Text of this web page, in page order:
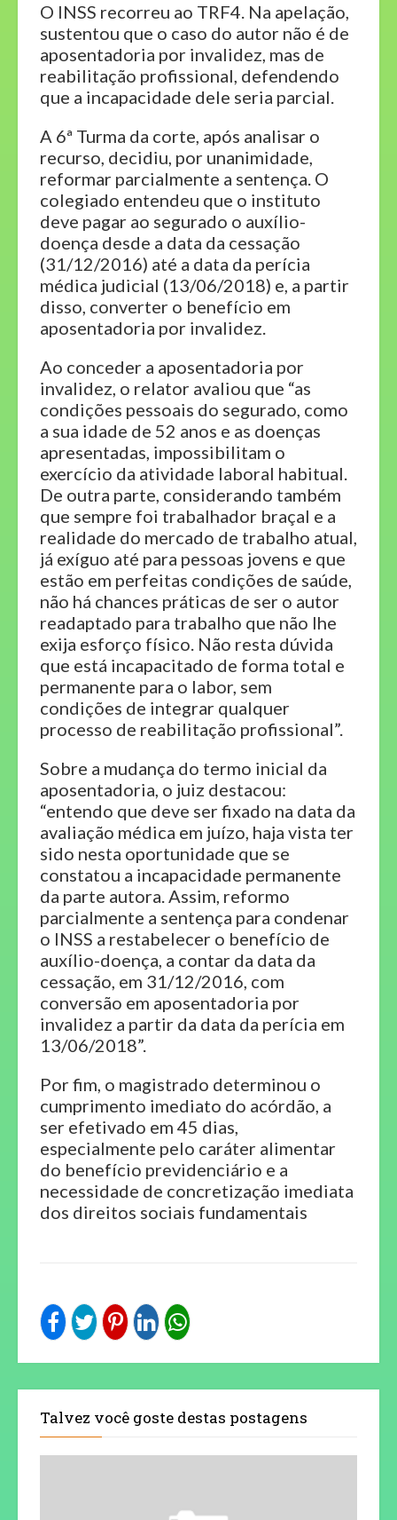
O INSS recorreu ao TRF4. Na apelação,
sustentou que o caso do autor não é de
aposentadoria por invalidez, mas de
reabilitação profissional, defendendo
que a incapacidade dele seria parcial.
A 6ª Turma da corte, após analisar o
recurso, decidiu, por unanimidade,
reformar parcialmente a sentença. O
colegiado entendeu que o instituto
deve pagar ao segurado o auxílio-
doença desde a data da cessação
(31/12/2016) até a data da perícia
médica judicial (13/06/2018) e, a partir
disso, converter o benefício em
aposentadoria por invalidez.
Ao conceder a aposentadoria por
invalidez, o relator avaliou que “as
condições pessoais do segurado, como
a sua idade de 52 anos e as doenças
apresentadas, impossibilitam o
exercício da atividade laboral habitual.
De outra parte, considerando também
que sempre foi trabalhador braçal e a
realidade do mercado de trabalho atual,
já exíguo até para pessoas jovens e que
estão em perfeitas condições de saúde,
não há chances práticas de ser o autor
readaptado para trabalho que não lhe
exija esforço físico. Não resta dúvida
que está incapacitado de forma total e
permanente para o labor, sem
condições de integrar qualquer
processo de reabilitação profissional”.
Sobre a mudança do termo inicial da
aposentadoria, o juiz destacou:
“entendo que deve ser fixado na data da
avaliação médica em juízo, haja vista ter
sido nesta oportunidade que se
constatou a incapacidade permanente
da parte autora. Assim, reformo
parcialmente a sentença para condenar
o INSS a restabelecer o benefício de
auxílio-doença, a contar da data da
cessação, em 31/12/2016, com
conversão em aposentadoria por
invalidez a partir da data da perícia em
13/06/2018”.
Por fim, o magistrado determinou o
cumprimento imediato do acórdão, a
ser efetivado em 45 dias,
especialmente pelo caráter alimentar
do benefício previdenciário e a
necessidade de concretização imediata
dos direitos sociais fundamentais
Talvez você goste destas postagens